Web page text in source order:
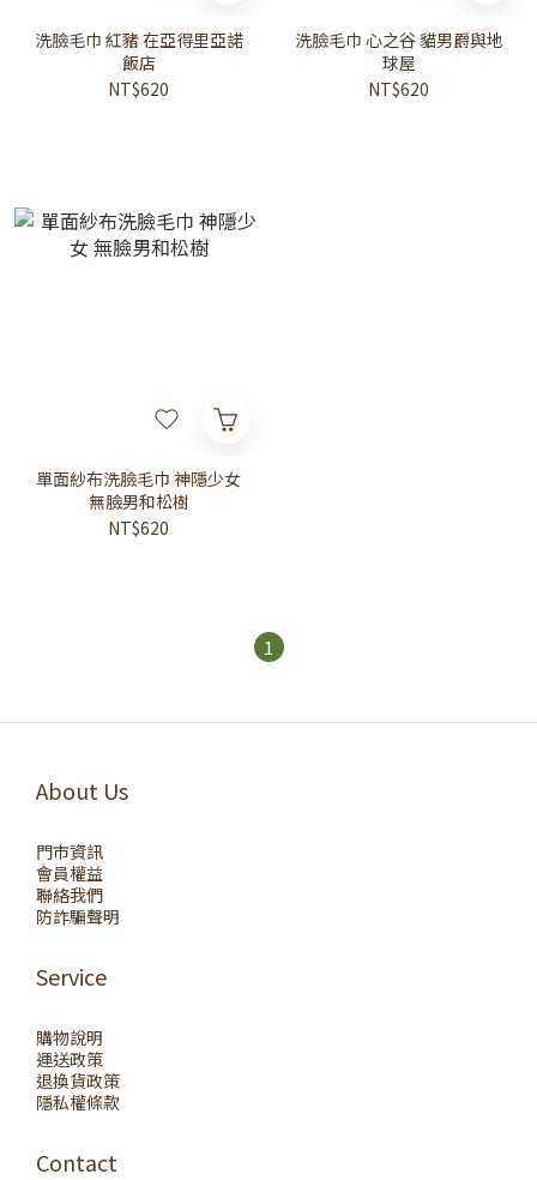
洗臉毛巾 紅豬 在亞得里亞諾
飯店
NT$620
洗臉毛巾 心之谷 貓男爵與地
球屋
NT$620
單面紗布洗臉毛巾 神隱少女
無臉男和松樹
NT$620
1
About Us
門市資訊
會員權益
聯絡我們
防詐騙聲明
Service
購物說明
運送政策
退換貨政策
隱私權條款
Contact